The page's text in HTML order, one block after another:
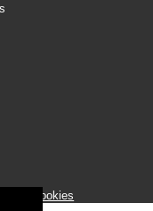
de Cookies